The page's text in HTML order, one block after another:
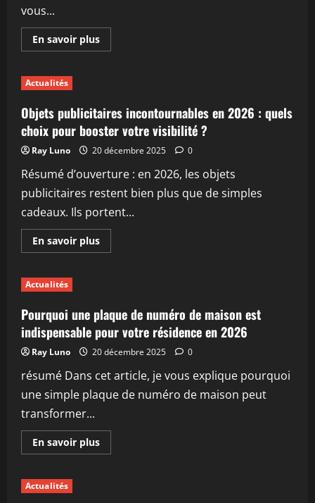
vous...
En savoir plusEn
savoir
photo
de
grossesse
réussie
en
2026
Actualités
Objets publicitaires incontournables en 2026 : quels
choix pour booster votre visibilité ?
Ray Luno 20 décembre 2025 0
Résumé d’ouverture : en 2026, les objets
publicitaires restent bien plus que de simples
cadeaux. Ils portent...
En savoir plusEn
savoir
en
2026
:
quels
choix
pour
booster
votre
visibilité
?
Actualités
Pourquoi une plaque de numéro de maison est
indispensable pour votre résidence en 2026
Ray Luno 20 décembre 2025 0
résumé Dans cet article, je vous explique pourquoi
une simple plaque de numéro de maison peut
transformer...
En savoir plusEn
savoir
Actualités